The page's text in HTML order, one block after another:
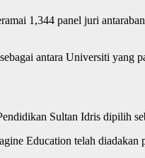
1,344 panel juri
antara Universiti yang
Sultan Idris dipilih
Education telah